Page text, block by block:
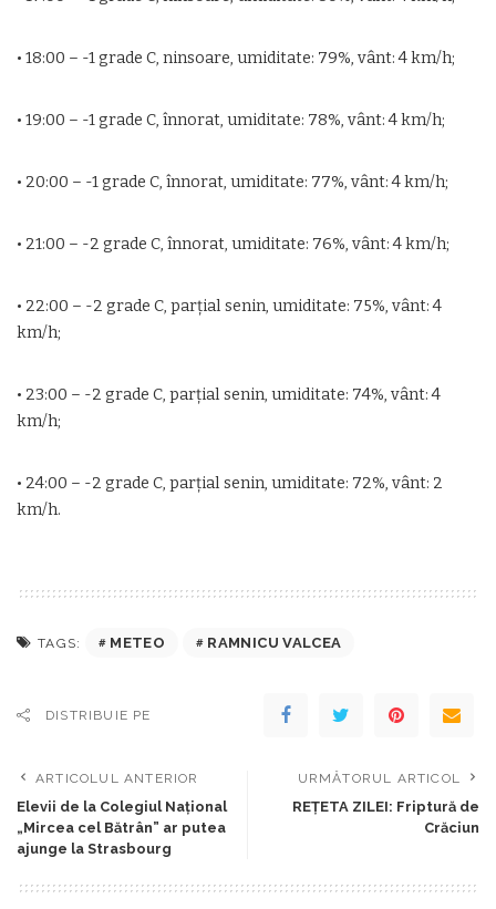
• 18:00 – -1 grade C, ninsoare, umiditate: 79%, vânt: 4 km/h;
• 19:00 – -1 grade C, înnorat, umiditate: 78%, vânt: 4 km/h;
• 20:00 – -1 grade C, înnorat, umiditate: 77%, vânt: 4 km/h;
• 21:00 – -2 grade C, înnorat, umiditate: 76%, vânt: 4 km/h;
• 22:00 – -2 grade C, parţial senin, umiditate: 75%, vânt: 4
km/h;
• 23:00 – -2 grade C, parţial senin, umiditate: 74%, vânt: 4
km/h;
• 24:00 – -2 grade C, parţial senin, umiditate: 72%, vânt: 2
km/h.
TAGS: METEO RAMNICU VALCEA
DISTRIBUIE PE
ARTICOLUL ANTERIOR
Elevii de la Colegiul Național
„Mircea cel Bătrân” ar putea
ajunge la Strasbourg
URMĂTORUL ARTICOL
REŢETA ZILEI: Friptură de
Crăciun